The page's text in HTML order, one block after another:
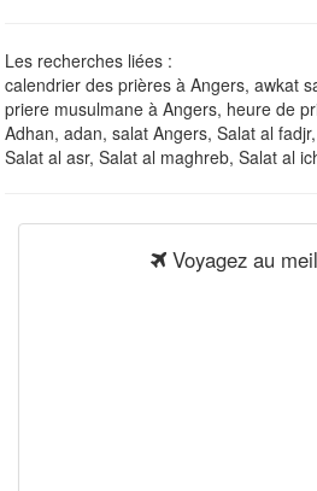
Les recherches liées :
calendrier des prières à Angers, awkat
priere musulmane à Angers, heure de
Adhan, adan, salat Angers, Salat al
Salat al asr, Salat al maghreb, Salat al
Voyagez au